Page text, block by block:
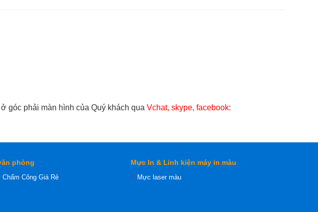
góc phải màn hình của Quý khách qua Vchat, skype, facebook:
phòng
Chấm Công Giá Rẻ
Mực In & Linh kiện máy in màu
Mực laser màu